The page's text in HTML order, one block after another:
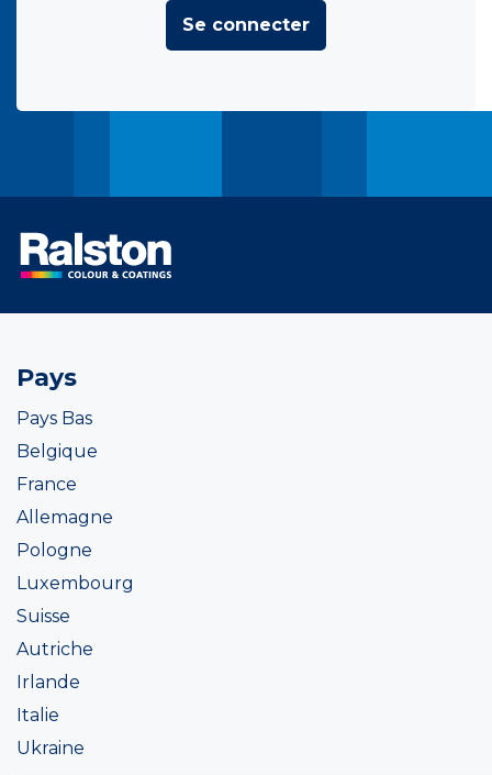
Se connecter
Pays
Pays Bas
Belgique
France
Allemagne
Pologne
Luxembourg
Suisse
Autriche
Irlande
Italie
Ukraine